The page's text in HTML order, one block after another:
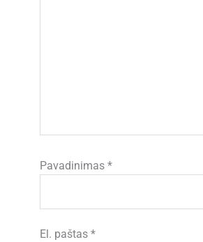
Pavadinimas*
El. paštas*